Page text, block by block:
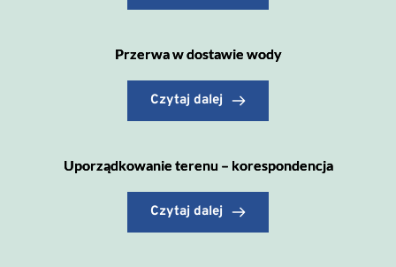
Przerwa w dostawie wody
Czytaj dalej
Uporządkowanie terenu – korespondencja
Czytaj dalej